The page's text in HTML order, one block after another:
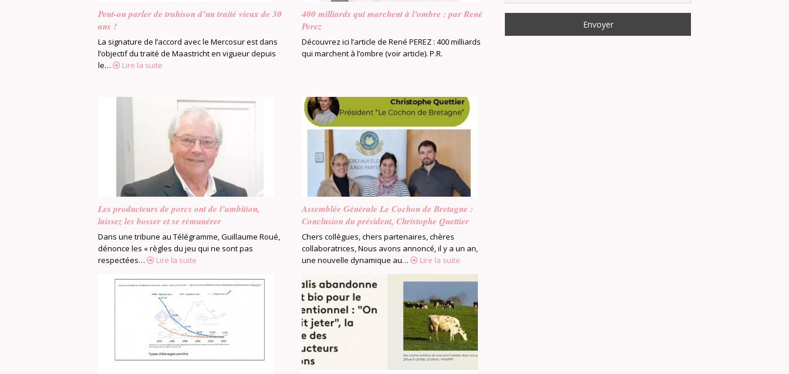
Peut-on parler de trahison d’un traité vieux de 30
ans !
La signature de l’accord avec le Mercosur est dans
l’objectif du traité de Maastricht en vigueur depuis
le…
Lire la suite
400 milliards qui marchent à l’ombre : par René
Perez
Découvrez ici l’article de René PEREZ : 400 milliards
qui marchent à l’ombre (voir article). P.R.
Les producteurs de porcs ont de l’ambition,
laissez les bosser et se rémunérer
Dans une tribune au Télégramme, Guillaume Roué,
dénonce les « règles du jeu qui ne sont pas
respectées…
Lire la suite
Assemblée Générale Le Cochon de Bretagne :
Conclusion du président, Christophe Quettier
Chers collègues, chers partenaires, chères
collaboratrices, Nous avons annoncé, il y a un an,
une nouvelle dynamique au…
Lire la suite